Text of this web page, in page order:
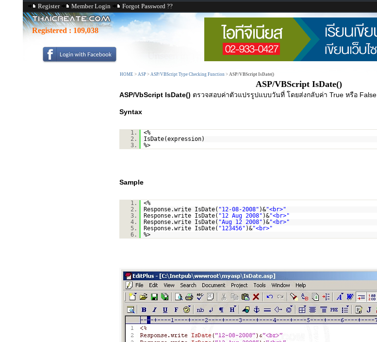
Register Member Login Forgot Password ??
Registered : 109,038
HOME > ASP > ASP/VBScript Type Checking Function > ASP/VBScript IsDate()
ASP/VBScript IsDate()
ASP/VbScript IsDate() ตรวจสอบค่าตัวแปรรูปแบบวันที่ โดยส่งกลับค่า True หรือ False
Syntax
1.
<%
2.
IsDate(expression)
3.
%>
Sample
1.
<%
2.
Response.write IsDate( "12-08-2008" )&"<br>"
3.
Response.write IsDate( "12 Aug 2008" )&"<br>"
4.
Response.write IsDate( "Aug 12 2008" )&"<br>"
5.
Response.write IsDate( "123456" )&"<br>"
6.
%>